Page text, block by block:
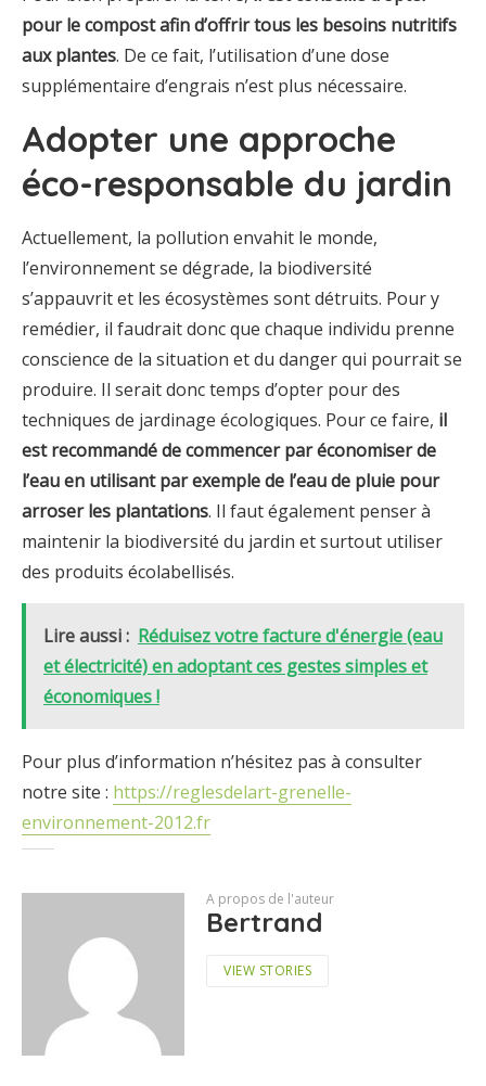
pour le compost afin d’offrir tous les besoins nutritifs
aux plantes. De ce fait, l’utilisation d’une dose
supplémentaire d’engrais n’est plus nécessaire.
Adopter une approche
éco-responsable du jardin
Actuellement, la pollution envahit le monde,
l’environnement se dégrade, la biodiversité
s’appauvrit et les écosystèmes sont détruits. Pour y
remédier, il faudrait donc que chaque individu prenne
conscience de la situation et du danger qui pourrait se
produire. Il serait donc temps d’opter pour des
techniques de jardinage écologiques. Pour ce faire, il
est recommandé de commencer par économiser de
l’eau en utilisant par exemple de l’eau de pluie pour
arroser les plantations. Il faut également penser à
maintenir la biodiversité du jardin et surtout utiliser
des produits écolabellisés.
Lire aussi : Réduisez votre facture d'énergie (eau
et électricité) en adoptant ces gestes simples et
économiques !
Pour plus d’information n’hésitez pas à consulter
notre site : https://reglesdelart-grenelle-
environnement-2012.fr
A propos de l'auteur
Bertrand
VIEW STORIES